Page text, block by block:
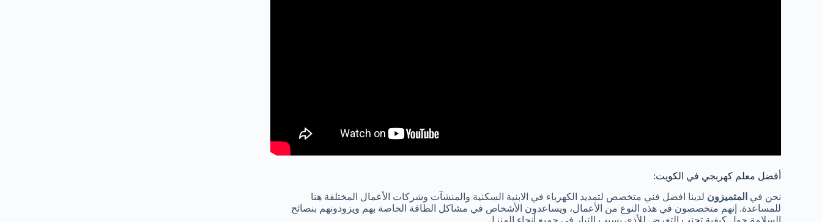
أفضل معلم كهربجي في الكويت:
نحن في المتميزون لدينا افضل فني متخصص لتمديد الكهرباء في الابنية السكنية والمنشآت وشركات الأعمال المختلفة هنا
للمساعدة. إنهم متخصصون في هذه النوع من الأعمال، ويساعدون الأشخاص في مشاكل الطاقة الخاصة بهم ويزودونهم بنصائح